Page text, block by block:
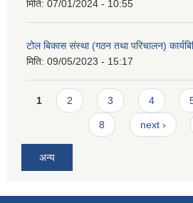
मिति: 07/01/2024 - 10:55
टोल बिकास संस्था (गठन तथा परिचालन)
मिति: 09/05/2023 - 15:17
Pages
1 2 3 4
8 next ›
अन्य